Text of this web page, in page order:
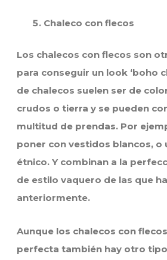
Chaleco con flecos
Los chalecos con flecos son
para conseguir un look ‘boho
de chalecos suelen ser de
crudos o tierra y se pueden
multitud de prendas. Por
poner con vestidos blancos, o
étnico. Y combinan a la
de estilo vaquero de las que
anteriormente.
Aunque los chalecos con
perfecta también hay otro